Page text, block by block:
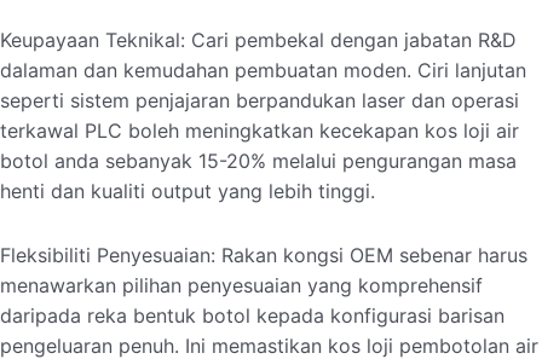
Keupayaan Teknikal: Cari pembekal dengan jabatan R&D
dalaman dan kemudahan pembuatan moden. Ciri lanjutan
seperti sistem penjajaran berpandukan laser dan operasi
terkawal PLC boleh meningkatkan kecekapan kos loji air
botol anda sebanyak 15-20% melalui pengurangan masa
henti dan kualiti output yang lebih tinggi.
Fleksibiliti Penyesuaian: Rakan kongsi OEM sebenar harus
menawarkan pilihan penyesuaian yang komprehensif
daripada reka bentuk botol kepada konfigurasi barisan
pengeluaran penuh. Ini memastikan kos loji pembotolan air